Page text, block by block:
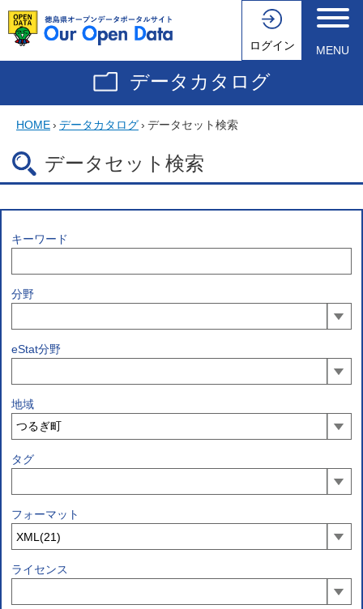
ログイン MENU
データカタログ
HOME› データカタログ› データセット検索
データセット検索
キーワード
分野
eStat分野
地域
タグ
フォーマット
ライセンス